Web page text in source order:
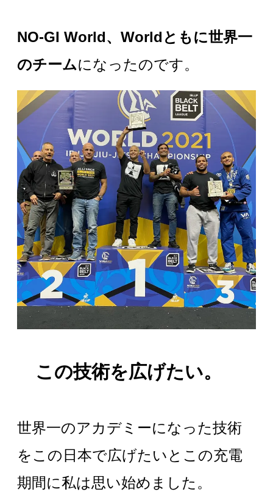
NO-GI World、 World ともに世界一
のチームになったのです。
この技術を広げたい。
世界一のアカデミーになった技術
をこの日本で広げたいとこの充電
期間に私は思い始めました。